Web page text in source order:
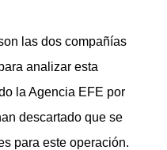
las dos compañías
analizar esta
la Agencia EFE por
descartado que se
para este operación.